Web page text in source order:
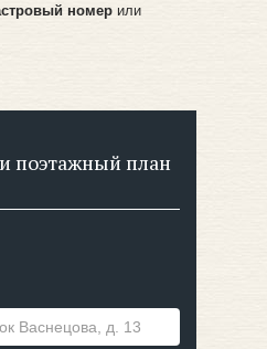
номер или
поэтажный план